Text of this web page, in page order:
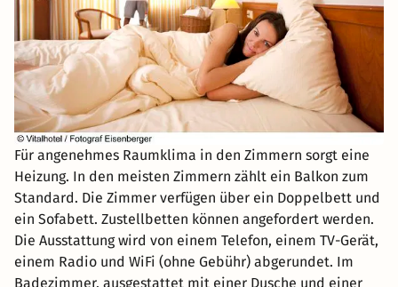
Für angenehmes Raumklima in den Zimmern sorgt eine
Heizung. In den meisten Zimmern zählt ein Balkon zum
Standard. Die Zimmer verfügen über ein Doppelbett und
ein Sofabett. Zustellbetten können angefordert werden.
Die Ausstattung wird von einem Telefon, einem TV-Gerät,
einem Radio und WiFi (ohne Gebühr) abgerundet. Im
Badezimmer, ausgestattet mit einer Dusche und einer